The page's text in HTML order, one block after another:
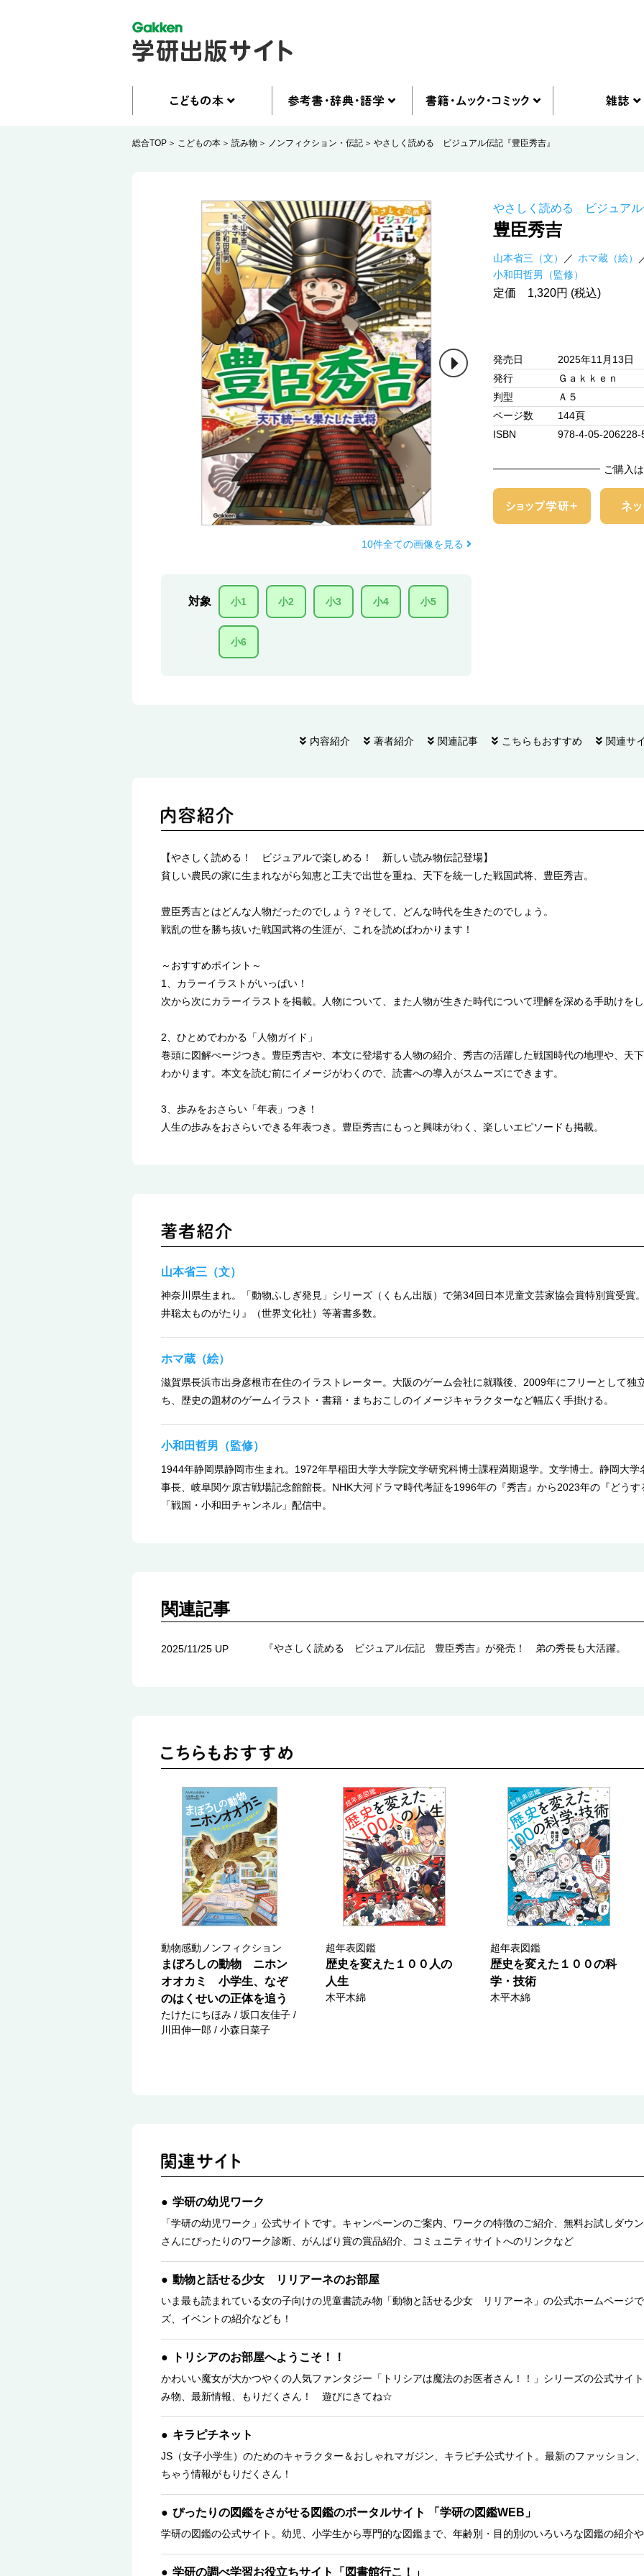
総合TOP こどもの本 読み物 ノンフィクション・伝記 やさしく読める ビジュアル伝記『豊臣秀吉』
10件全ての画像を見る
対象 小1 小2 小3 小4 小5
小6
やさしく読める ビジュア
豊臣秀吉
山本省三（文）
ホマ蔵（絵）
小和田哲男（監修）
定価 1,320円 (税込)
発売日
2025年11月13日
発行
Ｇａｋｋｅｎ
判型
Ａ５
ページ数
144頁
ISBN
978-4-05-206228-
ご購入
内容紹介 著者紹介 関連記事 こちらもおすすめ 関連サ
【やさしく読める！ ビジュアルで楽しめる！ 新しい読み物伝記登場】
貧しい農民の家に生まれながら知恵と工夫で出世を重ね、天下を統一した戦国武将、豊臣秀吉。
豊臣秀吉とはどんな人物だったのでしょう？そして、どんな時代を生きたのでしょう。
戦乱の世を勝ち抜いた戦国武将の生涯が、これを読めばわかります！
～おすすめポイント～
1、カラーイラストがいっぱい！
次から次にカラーイラストを掲載。人物について、また人物が生きた時代について理解を深める手助けを
2、ひとめでわかる「人物ガイド」
巻頭に図解ぺージつき。豊臣秀吉や、本文に登場する人物の紹介、秀吉の活躍した戦国時代の地理や、天
わかります。本文を読む前にイメージがわくので、読書への導入がスムーズにできます。
3、歩みをおさらい「年表」つき！
人生の歩みをおさらいできる年表つき。豊臣秀吉にもっと興味がわく、楽しいエピソードも掲載。
山本省三（文）
神奈川県生まれ。「動物ふしぎ発見」シリーズ（くもん出版）で第34回日本児童文芸家協会賞特別賞受
井聡太ものがたり』（世界文化社）等著書多数。
ホマ蔵（絵）
滋賀県長浜市出身彦根市在住のイラストレーター。大阪のゲーム会社に就職後、2009年にフリーとして独
ち、歴史の題材のゲームイラスト・書籍・まちおこしのイメージキャラクターなど幅広く手掛ける。
小和田哲男（監修）
1944年静岡県静岡市生まれ。1972年早稲田大学大学院文学研究科博士課程満期退学。文学博士。静岡大
事長、岐阜関ケ原古戦場記念館館長。NHK大河ドラマ時代考証を1996年の『秀吉』から2023年の『どう
「戦国・小和田チャンネル」配信中。
関連記事
2025/11/25 UP 『やさしく読める ビジュアル伝記 豊臣秀吉』が発売！ 弟の秀長も大活躍。
動物感動ノンフィクション
まぼろしの動物 ニホン
オオカミ 小学生、なぞ
のはくせいの正体を追う
たけたにちほみ / 坂口友佳子 /
川田伸一郎 / 小森日菜子
超年表図鑑
歴史を変えた１００人の
人生
木平木綿
超年表図鑑
歴史を変えた１００の科
学・技術
木平木綿
学研の幼児ワーク
「学研の幼児ワーク」公式サイトです。キャンペーンのご案内、ワークの特徴のご紹介、無料お試しダウ
さんにぴったりのワーク診断、がんばり賞の賞品紹介、コミュニティサイトへのリンクなど
動物と話せる少女 リリアーネのお部屋
いま最も読まれている女の子向けの児童書読み物「動物と話せる少女 リリアーネ」の公式ホームページ
ズ、イベントの紹介なども！
トリシアのお部屋へようこそ！！
かわいい魔女が大かつやくの人気ファンタジー「トリシアは魔法のお医者さん！！」シリーズの公式サ
み物、最新情報、もりだくさん！ 遊びにきてね☆
キラピチネット
JS（女子小学生）のためのキャラクター＆おしゃれマガジン、キラピチ公式サイト。最新のファッション
ちゃう情報がもりだくさん！
ぴったりの図鑑をさがせる図鑑のポータルサイト 「学研の図鑑WEB」
学研の図鑑の公式サイト。幼児、小学生から専門的な図鑑まで、年齢別・目的別のいろいろな図鑑の紹介
学研の調べ学習お役立ちサイト「図書館行こ！」